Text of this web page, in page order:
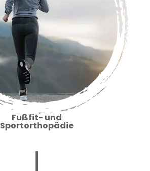
Fußfit- und
Sportorthopädie